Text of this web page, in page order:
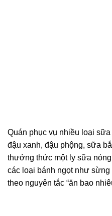
Quán phục vụ nhiều loại
đậu xanh, đậu phộng, sữa
thưởng thức một ly sữa
các loại bánh ngọt như
theo nguyên tắc “ăn bao